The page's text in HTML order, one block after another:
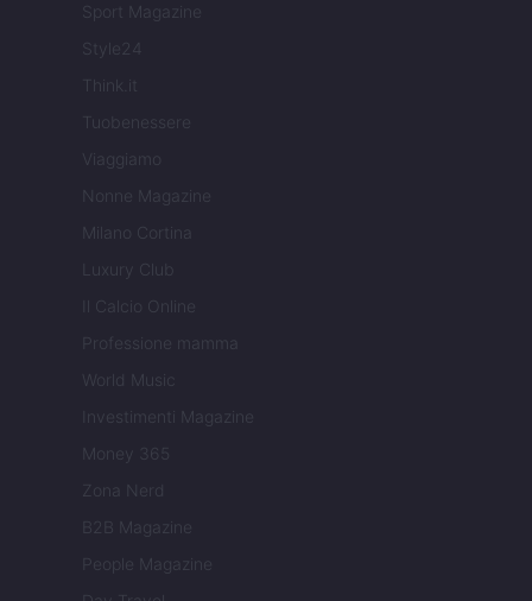
Sport Magazine
Style24
Think.it
Tuobenessere
Viaggiamo
Nonne Magazine
Milano Cortina
Luxury Club
Il Calcio Online
Professione mamma
World Music
Investimenti Magazine
Money 365
Zona Nerd
B2B Magazine
People Magazine